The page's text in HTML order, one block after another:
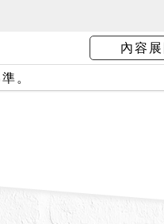
、客坐區，B1為客坐
幣：5,020,000元。
分割共有物拍賣程序
內容
。